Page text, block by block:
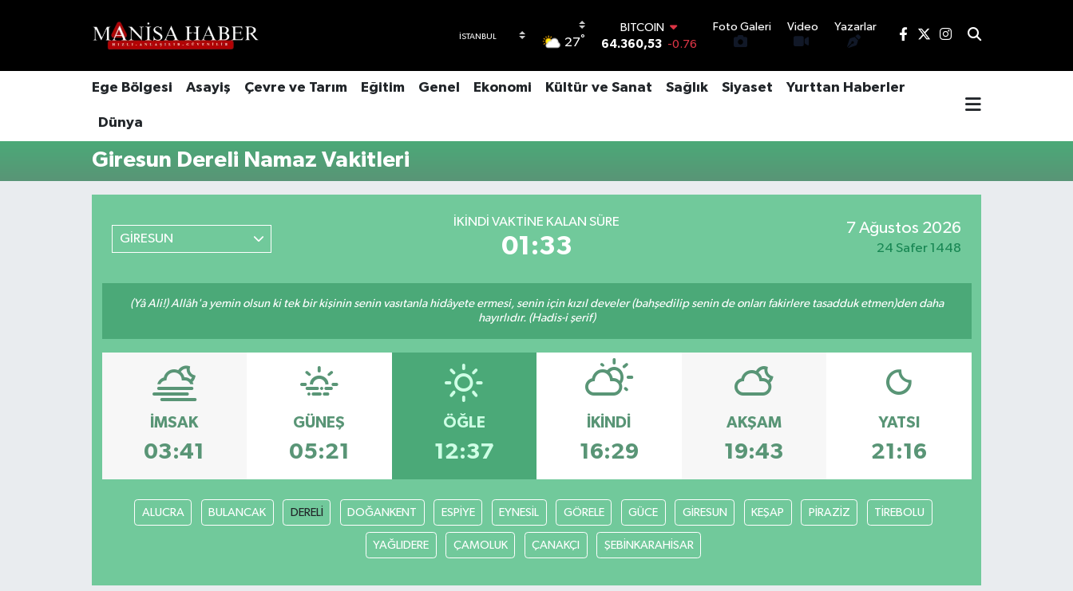
27°
BITCOIN
64.360,53 -0.76
EURO
64,1897 0.02
6618.49 2.12
BİST100
Foto Galeri Video Yazarlar
Ege Bölgesi Asayiş Çevre ve Tarım Eğitim Genel Ekonomi Kültür ve Sanat Sağlık Siyaset Yurttan Haberler
Dünya
Giresun Dereli Namaz Vakitleri
GİRESUN
İKINDI VAKTINE KALAN SÜRE
01:33
7 Ağustos 2026
24 Safer 1448
(Yâ Ali!) Allâh'a yemin olsun ki tek bir kişinin senin vasıtanla hidâyete ermesi, senin için kızıl develer (bahşedilip senin de onları fakirlere tasadduk etmen)den daha
hayırlıdır. (Hadis-i şerif)
İMSAK
03:41
GÜNEŞ
05:21
ÖĞLE
12:37
İKINDI
16:29
AKŞAM
19:43
YATSI
21:16
ALUCRA BULANCAK DERELİ DOĞANKENT ESPİYE EYNESİL GÖRELE GÜCE GİRESUN KEŞAP PİRAZİZ TİREBOLU
YAĞLIDERE ÇAMOLUK ÇANAKÇI ŞEBİNKARAHİSAR
Süper Lig Puan Durumu ve Fikstür
Tüm Manşetler
Son Dakika Haberleri